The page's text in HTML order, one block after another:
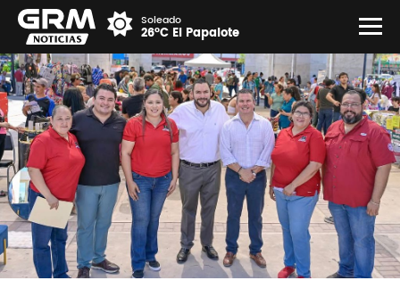
Soleado
26°C El Papalote